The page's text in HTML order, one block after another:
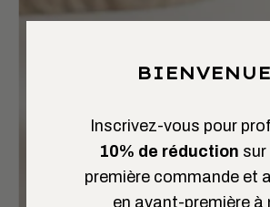
BIENVENUE
Inscrivez-vous pour
10% de réduction
première commande et
en avant-première à